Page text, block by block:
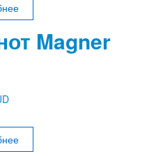
Magner